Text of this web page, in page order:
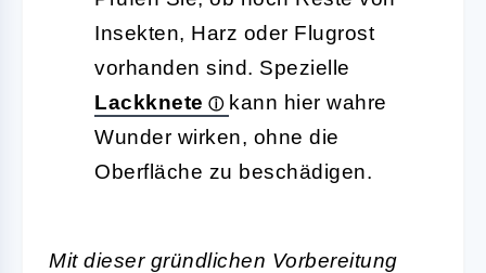
Insekten, Harz oder Flugrost
vorhanden sind. Spezielle
Lackknete
kann hier wahre
Wunder wirken, ohne die
Oberfläche zu beschädigen.
Mit dieser gründlichen Vorbereitung